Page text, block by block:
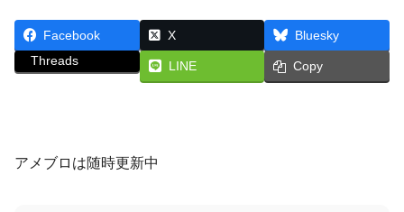
Facebook X
Bluesky
Threads
LINE Copy
アメブロは随時更新中